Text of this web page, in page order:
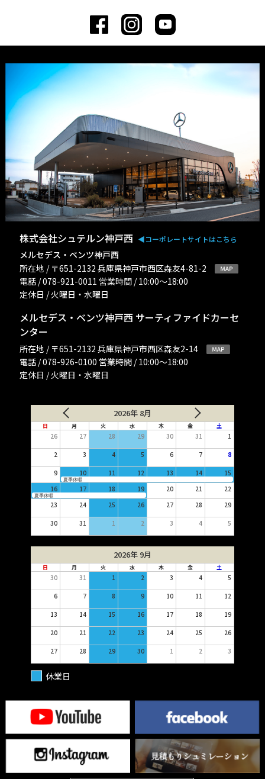
株式会社シュテルン神戸西 ◀︎コーポレートサイトはこちら
メルセデス・ベンツ神戸西
所在地 / 〒651-2132 兵庫県神戸市西区森友4-81-2
電話 / 078-921-0011 営業時間 / 10:00〜18:00
定休日 / 火曜日・水曜日
メルセデス・ベンツ神戸西 サーティファイドカーセ
ンター
所在地 / 〒651-2132 兵庫県神戸市西区森友2-14
電話 / 078-926-0100 営業時間 / 10:00〜18:00
定休日 / 火曜日・水曜日
2026年 8月
日 月 火 水 木 金 土
26 27 28 29 30 31 1
2 3 4 5 6 7 8
9 10 11 12 13 14 15
夏季休暇
16 17 18 19 20 21 22
夏季休暇
23 24 25 26 27 28 29
30 31 1 2 3 4 5
2026年 9月
日 月 火 水 木 金 土
30 31 1 2 3 4 5
6 7 8 9 10 11 12
13 14 15 16 17 18 19
20 21 22 23 24 25 26
27 28 29 30 1 2 3
休業日